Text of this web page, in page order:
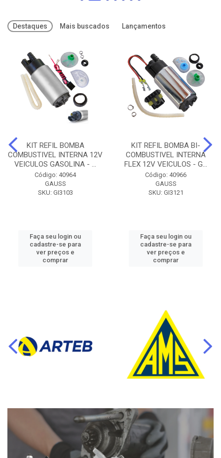
Destaques Mais buscados Lançamentos
KIT REFIL BOMBA
COMBUSTIVEL INTERNA 12V
VEICULOS GASOLINA - ...
Código: 40964
GAUSS
SKU: GI3103
Faça seu login ou
cadastre-se para
ver preços e
comprar
KIT REFIL BOMBA BI-
COMBUSTIVEL INTERNA
FLEX 12V VEICULOS - G...
Código: 40966
GAUSS
SKU: GI3121
Faça seu login ou
cadastre-se para
ver preços e
comprar